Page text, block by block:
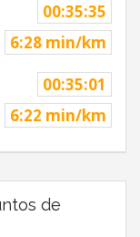
00:35:35
6:28 min/km
00:35:01
6:22 min/km
de